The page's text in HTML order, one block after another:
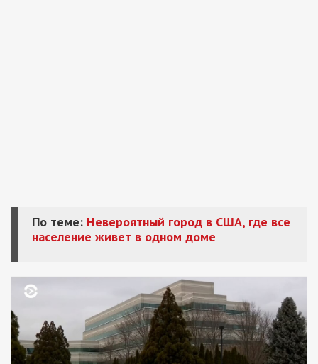
По теме: Невероятный город в США, где все
население живет в одном доме